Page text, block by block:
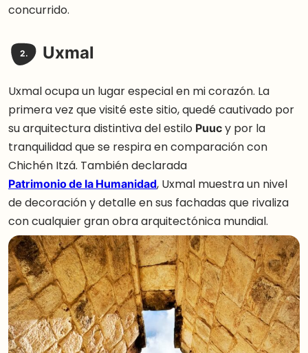
concurrido.
2. Uxmal
Uxmal ocupa un lugar especial en mi corazón. La
primera vez que visité este sitio, quedé cautivado por
su arquitectura distintiva del estilo Puucy por la
tranquilidad que se respira en comparación con
Chichén Itzá. También declarada
Patrimonio de la Humanidad, Uxmal muestra un nivel
de decoración y detalle en sus fachadas que rivaliza
con cualquier gran obra arquitectónica mundial.